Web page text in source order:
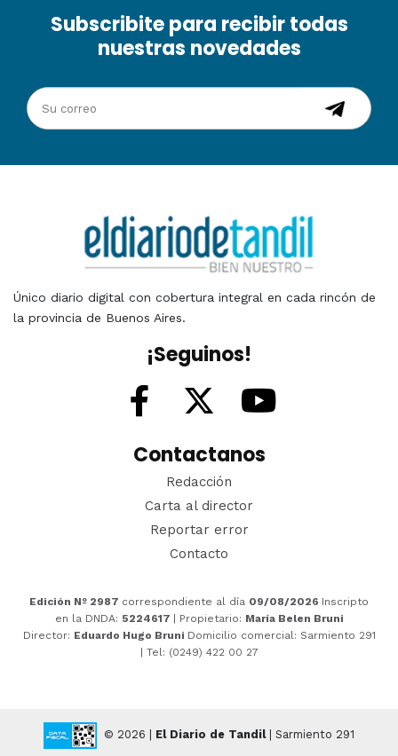
Subscribite para recibir todas
nuestras novedades
Único diario digital con cobertura integral en cada rincón de
la provincia de Buenos Aires.
¡Seguinos!
Contactanos
Redacción
Carta al director
Reportar error
Contacto
Edición Nº 2987 correspondiente al día 09/08/2026 Inscripto
en la DNDA: 5224617 | Propietario: María Belen Bruni
Director: Eduardo Hugo Bruni Domicilio comercial: Sarmiento 291
| Tel: (0249) 422 00 27
© 2026 | El Diario de Tandil| Sarmiento 291